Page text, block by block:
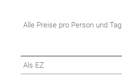
Alle Preise pro Person und Tag
Als EZ